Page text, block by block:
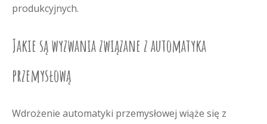
produkcyjnych.
Jakie są wyzwania związane z automatyka
przemysłową
Wdrożenie automatyki przemysłowej wiąże się z